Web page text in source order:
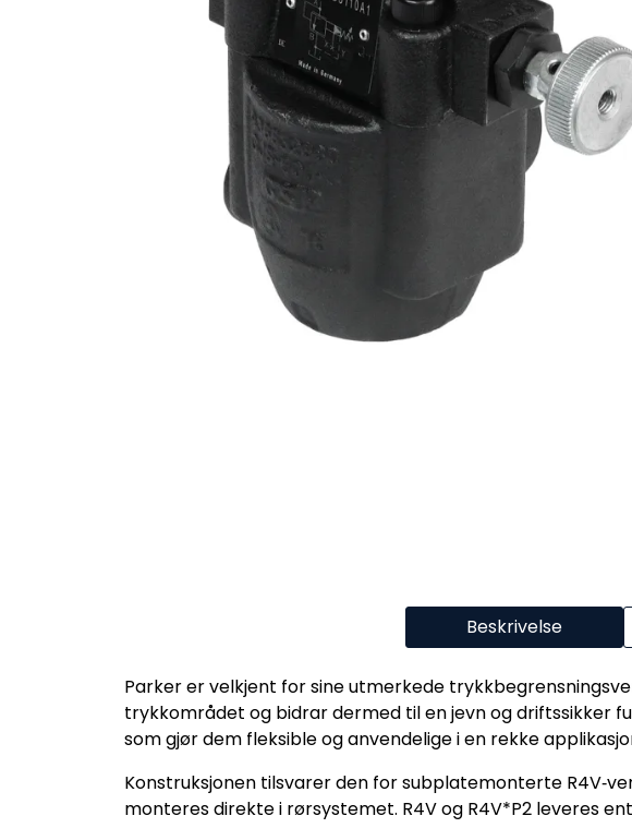
Beskrivelse
Parker er velkjent for sine utmerkede
trykkområdet og bidrar dermed til en jevn og driftssikker
som gjør dem fleksible og anvendelige i en rekke
Konstruksjonen tilsvarer den for subplate­monterte
monteres direkte i rørsystemet. R4V og R4V*P2 leveres